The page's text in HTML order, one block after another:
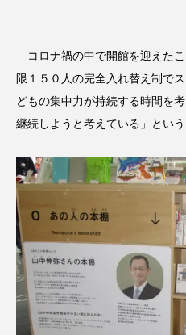
コロナ禍の中で開館を迎えた
限１５０人の完全入れ替え制で
どもの集中力が持続する時間を
継続しようと考えている」という